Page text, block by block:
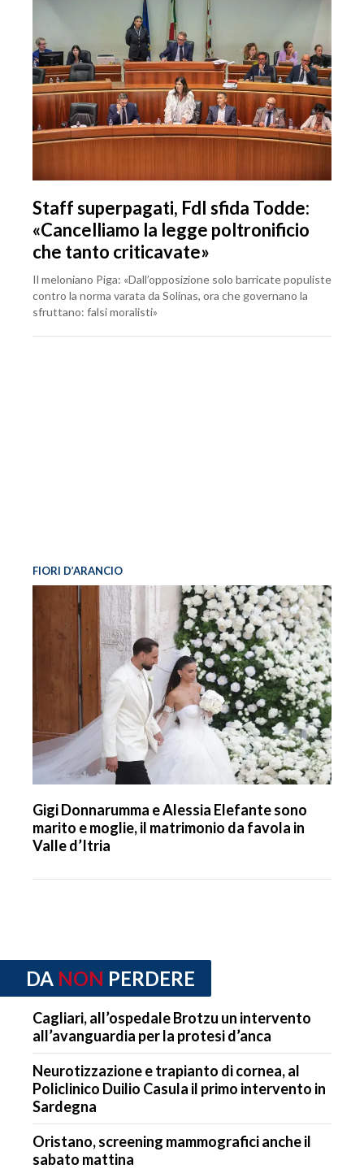
Staff superpagati, FdI sfida Todde:
«Cancelliamo la legge poltronificio
che tanto criticavate»
Il meloniano Piga: «Dall’opposizione solo barricate populiste
contro la norma varata da Solinas, ora che governano la
sfruttano: falsi moralisti»
FIORI D’ARANCIO
Gigi Donnarumma e Alessia Elefante sono
marito e moglie, il matrimonio da favola in
Valle d’Itria
DA NON PERDERE
Cagliari, all’ospedale Brotzu un intervento
all’avanguardia per la protesi d’anca
Neurotizzazione e trapianto di cornea, al
Policlinico Duilio Casula il primo intervento in
Sardegna
Oristano, screening mammografici anche il
sabato mattina